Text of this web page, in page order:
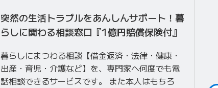
突然の生活トラブルをあんしんサポート！暮
らしに関わる相談窓口『1億円賠償保険付』
暮らしにまつわる相談【借金返済・法律・健康・
出産・育児・介護など】を、専門家へ何度でも電
話相談できるサービスです。 また本人はもちろ